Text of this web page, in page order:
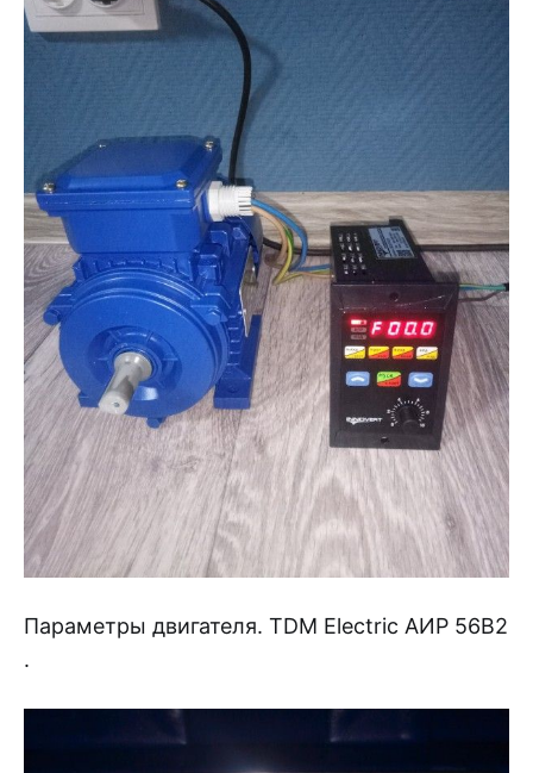
Параметры двигателя. TDM Electric АИР 56B2
.